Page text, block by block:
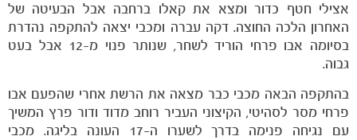
אצילי חטף כדור ומצא את קאלו ברחבה אבל הבעיטה של
האחרון הלכה החוצה. דקה עברה ומכבי יצאה להתקפה נהדרת
בסיומה אבו פרחי הוריד לשחר, שנותר פנוי מ-12 אבל בעט
גבוה.
בהתקפה הבאה מכבי כבר מצאה את הרשת אחרי שהפעם אבו
פרחי מסר לסהיטי, הקיצוני העביר רוחב מדוד ודור פרץ המשיך
עם נגיחה פנימה בדרך לשערו ה-17 העונה בליגה. מכבי